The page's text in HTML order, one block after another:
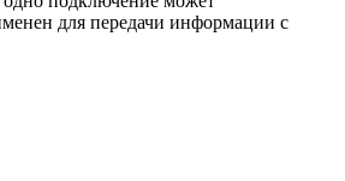
для передачи информации с